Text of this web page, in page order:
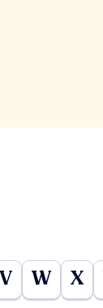
V W X